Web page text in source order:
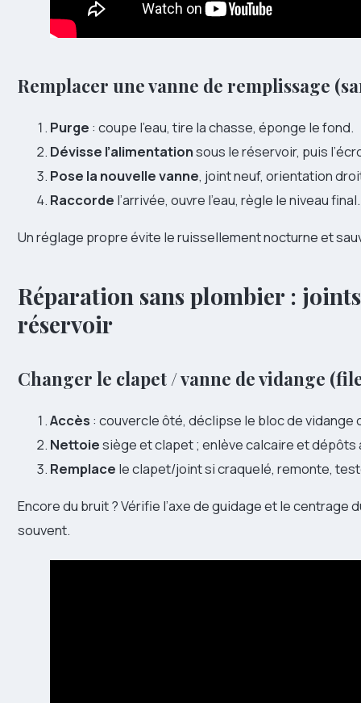
Remplacer une vanne de remplissage
Purge : coupe l’eau, tire la chasse, éponge le fond.
Dévisse l’alimentationsous le réservoir, puis
Pose la nouvelle vanne, joint neuf, orientation
Raccorde l’arrivée, ouvre l’eau, règle le niveau final.
Un réglage propre évite le ruissellement nocturne et
Réparation sans plombier :
réservoir
Changer le clapet / vanne de vidange
Accès : couvercle ôté, déclipse le bloc de vidange
Nettoiesiège et clapet ; enlève calcaire et dépôts
Remplace le clapet/joint si craquelé, remonte,
Encore du bruit ? Vérifie l’axe de guidage et le
souvent.